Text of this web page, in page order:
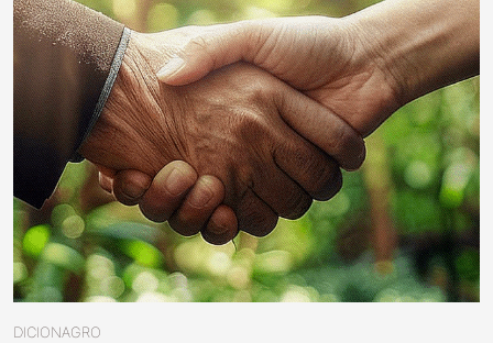
DICIONAGRO